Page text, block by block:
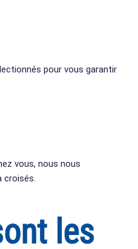
pour vous garantir
vous, nous nous
croisés.
les